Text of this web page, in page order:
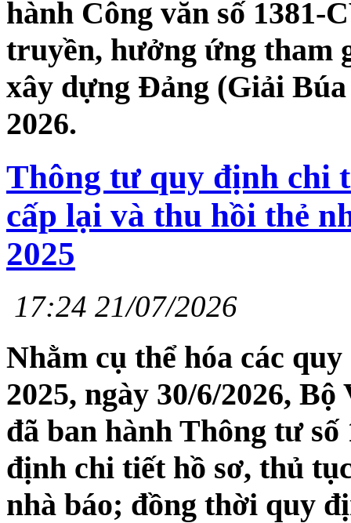
hành Công văn số
truyền, hưởng ứng tham
xây dựng Đảng (Giải
2026.
Thông tư quy định chi
cấp lại và thu hồi thẻ
2025
17:24 21/07/2026
Nhằm cụ thể hóa các
2025, ngày 30/6/2026,
đã ban hành Thông tư
định chi tiết hồ sơ, thủ
nhà báo; đồng thời quy